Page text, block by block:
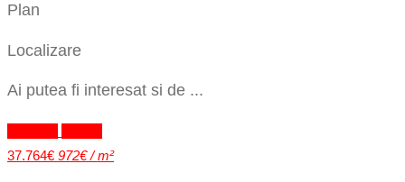
Plan
Localizare
Ai putea fi interesat si de ...
37.764€ 972€ / m²